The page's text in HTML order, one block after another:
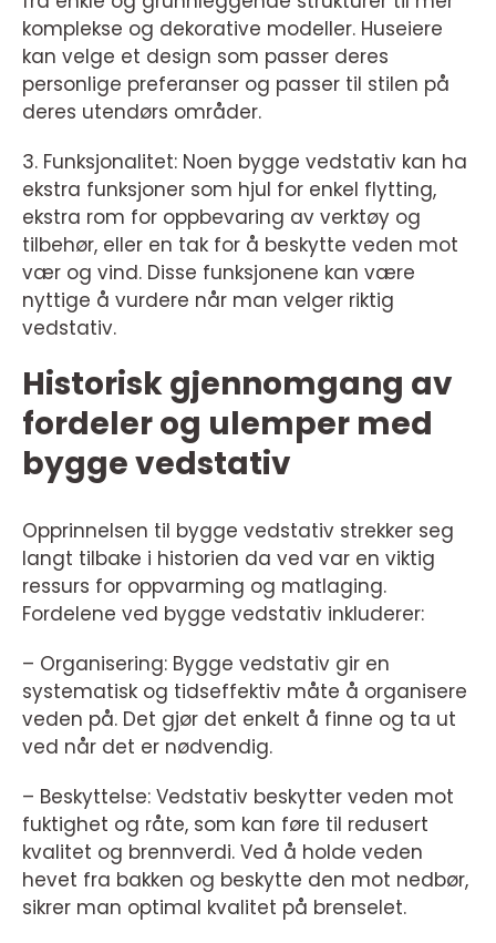
komplekse og dekorative modeller. Huseiere
kan velge et design som passer deres
personlige preferanser og passer til stilen på
deres utendørs områder.
3. Funksjonalitet: Noen bygge vedstativ kan ha
ekstra funksjoner som hjul for enkel flytting,
ekstra rom for oppbevaring av verktøy og
tilbehør, eller en tak for å beskytte veden mot
vær og vind. Disse funksjonene kan være
nyttige å vurdere når man velger riktig
vedstativ.
Historisk gjennomgang av
fordeler og ulemper med
bygge vedstativ
Opprinnelsen til bygge vedstativ strekker seg
langt tilbake i historien da ved var en viktig
ressurs for oppvarming og matlaging.
Fordelene ved bygge vedstativ inkluderer:
– Organisering: Bygge vedstativ gir en
systematisk og tidseffektiv måte å organisere
veden på. Det gjør det enkelt å finne og ta ut
ved når det er nødvendig.
– Beskyttelse: Vedstativ beskytter veden mot
fuktighet og råte, som kan føre til redusert
kvalitet og brennverdi. Ved å holde veden
hevet fra bakken og beskytte den mot nedbør,
sikrer man optimal kvalitet på brenselet.